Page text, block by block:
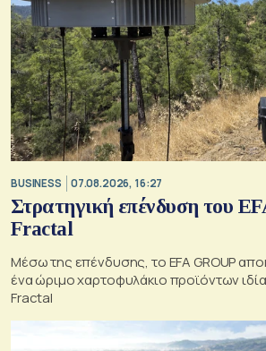
BUSINESS 07.08.2026, 16:27
Στρατηγική επένδυση του
Fractal
Μέσω της επένδυσης, το EFA GROUP
ένα ώριμο χαρτοφυλάκιο προϊόντων
Fractal